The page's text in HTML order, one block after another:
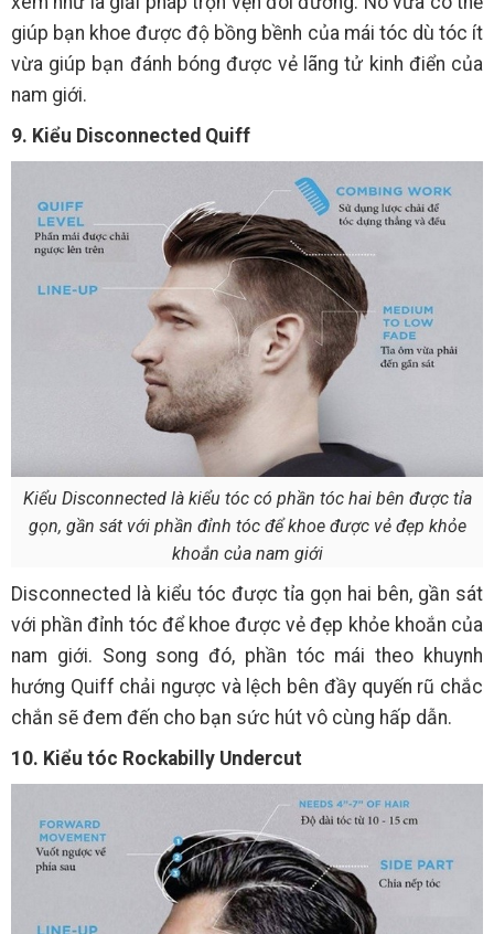
giúp bạn khoe được độ bồng bềnh của mái tóc dù tóc ít
vừa giúp bạn đánh bóng được vẻ lãng tử kinh điển của
nam giới.
9. Kiểu Disconnected Quiff
Kiểu Disconnected là kiểu tóc có phần tóc hai bên được tỉa
gọn, gần sát với phần đỉnh tóc để khoe được vẻ đẹp khỏe
khoắn của nam giới
Disconnected là kiểu tóc được tỉa gọn hai bên, gần sát
với phần đỉnh tóc để khoe được vẻ đẹp khỏe khoắn của
nam giới. Song song đó, phần tóc mái theo khuynh
hướng Quiff chải ngược và lệch bên đầy quyến rũ chắc
chắn sẽ đem đến cho bạn sức hút vô cùng hấp dẫn.
10. Kiểu tóc Rockabilly Undercut